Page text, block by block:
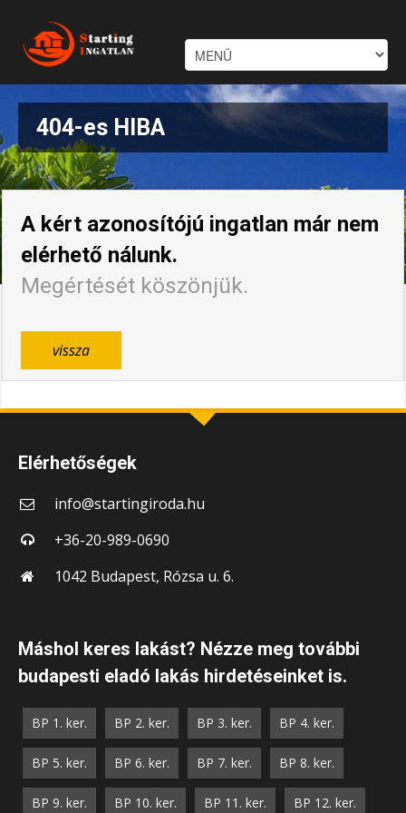
404-es HIBA
A kért azonosítójú ingatlan már nem
elérhető nálunk.
Megértését köszönjük.
vissza
Elérhetőségek
info@startingiroda.hu
+36-20-989-0690
1042 Budapest, Rózsa u. 6.
Máshol keres lakást? Nézze meg további
budapesti eladó lakás hirdetéseinket is.
BP 1. ker. BP 2. ker. BP 3. ker. BP 4. ker.
BP 5. ker. BP 6. ker. BP 7. ker. BP 8. ker.
BP 9. ker. BP 10. ker. BP 11. ker. BP 12. ker.